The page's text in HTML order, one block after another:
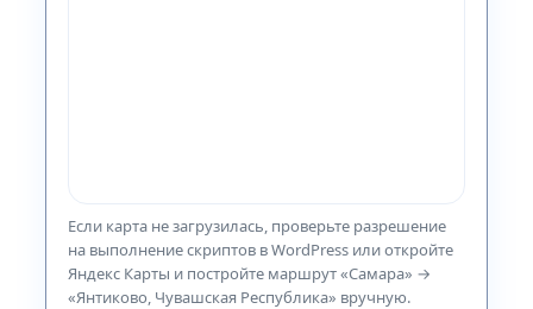
Если карта не загрузилась, проверьте разрешение
на выполнение скриптов в WordPress или откройте
Яндекс Карты и постройте маршрут «Самара» →
«Янтиково, Чувашская Республика» вручную.